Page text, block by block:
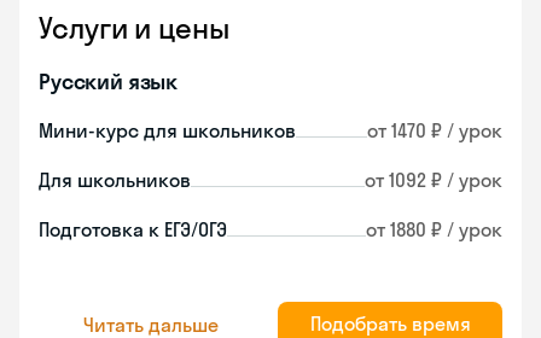
Услуги и цены
Русский язык
Мини-курс для школьников от 1470 ₽ / урок
Для школьников от 1092 ₽ / урок
Подготовка к ЕГЭ/ОГЭ от 1880 ₽ / урок
Читать дальше Подобрать время